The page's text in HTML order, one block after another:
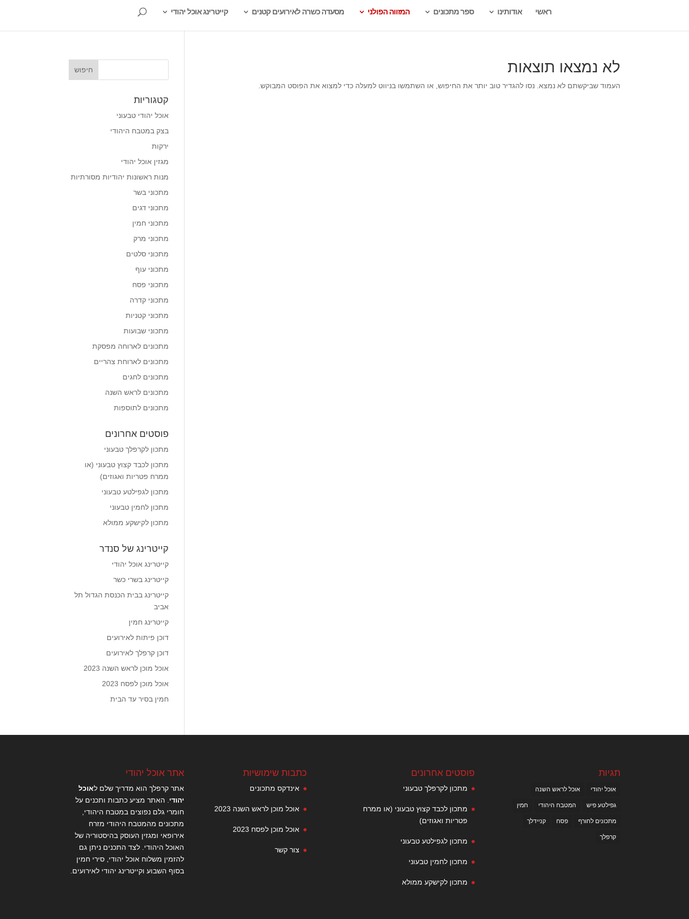
ראשי אודותינו ספר מתכונים המזווה הפולני מסעדה כשרה לאירועים קטנים קייטרינג אוכל יהודי
לא נמצאו תוצאות
העמוד שביקשתם לא נמצא. נסו להגדיר טוב יותר את החיפוש, או השתמשו בניווט למעלה כדי למצוא את הפוסט המבוקש.
קטגוריות
אוכל יהודי טבעוני
בצק במטבח היהודי
ירקות
מגזין אוכל יהודי
מנות ראשונות יהודיות מסורתיות
מתכוני בשר
מתכוני דגים
מתכוני חמין
מתכוני מרק
מתכוני סלטים
מתכוני עוף
מתכוני פסח
מתכוני קדרה
מתכוני קטניות
מתכוני שבועות
מתכונים לארוחה מפסקת
מתכונים לארוחת צהריים
מתכונים לחגים
מתכונים לראש השנה
מתכונים לתוספות
פוסטים אחרונים
מתכון לקרפלך טבעוני
מתכון לכבד קצוץ טבעוני (או
ממרח פטריות ואגוזים)
מתכון לגפילטע טבעוני
מתכון לחמין טבעוני
מתכון לקישקע ממולא
קייטרינג של סנדר
קייטרינג אוכל יהודי
קייטרינג בשרי כשר
קייטרינג בבית הכנסת הגדול תל
אביב
קייטרינג חמין
דוכן פיתות לאירועים
דוכן קרפלך לאירועים
אוכל מוכן לראש השנה 2023
אוכל מוכן לפסח 2023
חמין בסיר עד הבית
אתר אוכל יהודי
אתר קרפלך הוא מדריך שלם לאוכל
יהודי . האתר מציע כתבות ותכנים על
חומרי גלם נפוצים במטבח היהודי,
מתכונים מהמטבח היהודי מזרח
אירופאי ומגזין העוסק בהיסטוריה של
האוכל היהודי. לצד התכנים ניתן גם
להזמין משלוח אוכל יהודי, סירי חמין
בסוף השבוע וקייטרינג יהודי לאירועים.
כתבות שימושיות
אינדקס מתכונים
אוכל מוכן לראש השנה 2023
אוכל מוכן לפסח 2023
צור קשר
פוסטים אחרונים
מתכון לקרפלך טבעוני
מתכון לכבד קצוץ טבעוני (או ממרח
פטריות ואגוזים)
מתכון לגפילטע טבעוני
מתכון לחמין טבעוני
מתכון לקישקע ממולא
תגיות
אוכל יהודי אוכל לראש השנה
גפילטע פיש המטבח היהודי חמין
מתכונים לחורף פסח קניידלך
קרפלך